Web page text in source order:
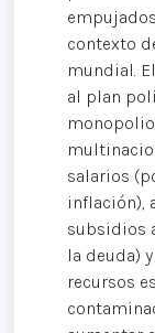
contexto
mundial.
al plan
salarios
inflación),
subsidios
la deuda)
recursos